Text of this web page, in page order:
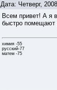
Дата: Четверг,
Всем привет! А я
быстро помещают
химия -55
русский-77
матем -75